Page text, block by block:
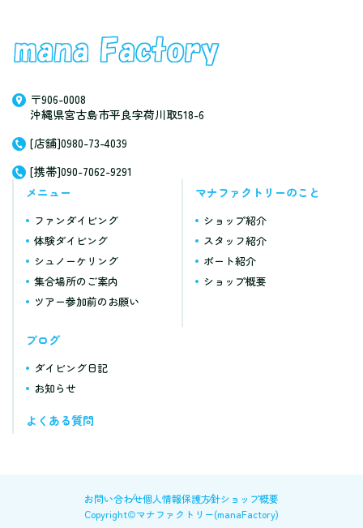
〒906-0008
沖縄県宮古島市平良字荷川取518-6
[店舗]0980-73-4039
[携帯]090-7062-9291
メニュー
ファンダイビング
体験ダイビング
シュノーケリング
集合場所のご案内
ツアー参加前のお願い
マナファクトリーのこと
ショップ紹介
スタッフ紹介
ボート紹介
ショップ概要
ブログ
ダイビング日記
お知らせ
よくある質問
お問い合わせ個人情報保護方針ショップ概要
Copyright©マナファクトリー(manaFactory)